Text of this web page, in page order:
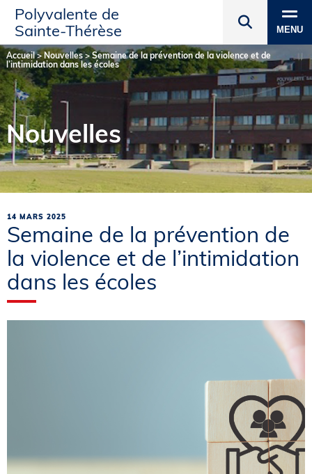
Polyvalente de
Sainte‑Thérèse
MENU
Accueil>Nouvelles>Semaine de la prévention de la violence et de
l’intimidation dans les écoles
Nouvelles
14 MARS 2025
Semaine de la prévention de
la violence et de l’intimidation
dans les écoles